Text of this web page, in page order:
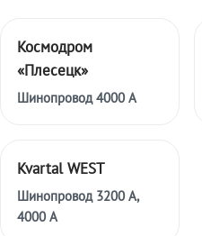
Космодром
«Плесецк»
Шинопровод 4000 А
Kvartal WEST
Шинопровод 3200 А,
4000 А